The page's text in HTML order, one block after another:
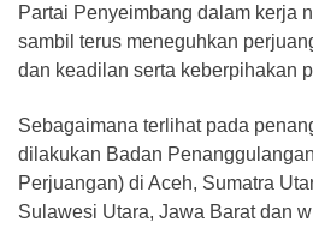
Partai Penyeimbang dalam kerja
sambil terus meneguhkan
dan keadilan serta keberpihakan
Sebagaimana terlihat pada
dilakukan Badan
Perjuangan) di Aceh, Sumatra
Sulawesi Utara, Jawa Barat dan